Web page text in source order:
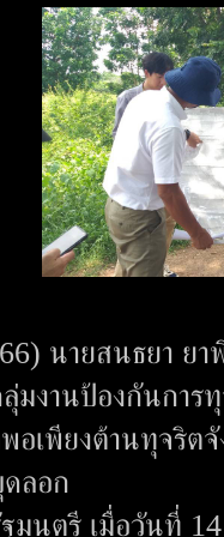
นายสนธยา ย
มงานป้องกันการ
เพียงต้านทุจริต
ดลอก
นตรี เมื่อวันที่